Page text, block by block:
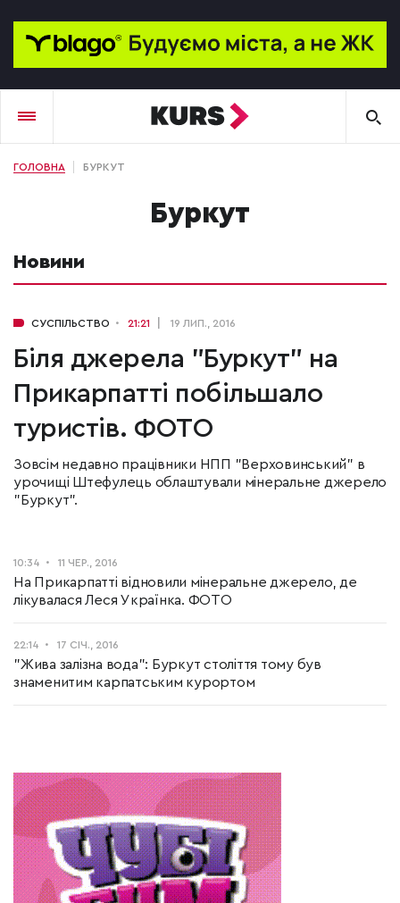
ГОЛОВНА БУРКУТ
Буркут
Новини
СУСПІЛЬСТВО 21:21 19 ЛИП., 2016
Біля джерела "Буркут" на
Прикарпатті побільшало
туристів. ФОТО
Зовсім недавно працівники НПП "Верховинський" в
урочищі Штефулець облаштували мінеральне джерело
"Буркут".
10:34 11 ЧЕР., 2016
На Прикарпатті відновили мінеральне джерело, де
лікувалася Леся Українка. ФОТО
22:14 17 СІЧ., 2016
"Жива залізна вода": Буркут століття тому був
знаменитим карпатським курортом